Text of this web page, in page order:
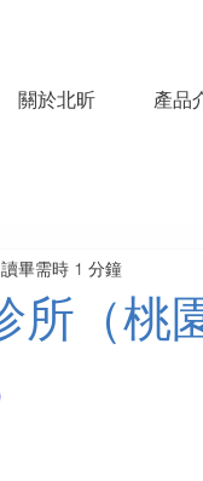
關於北昕 產品
（桃
讀畢需時 1 分鐘